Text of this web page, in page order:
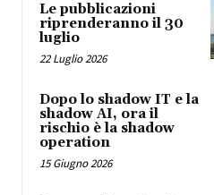
Le pubblicazioni
riprenderanno il 30
luglio
22 Luglio 2026
Dopo lo shadow IT e la
shadow AI, ora il
rischio è la shadow
operation
15 Giugno 2026